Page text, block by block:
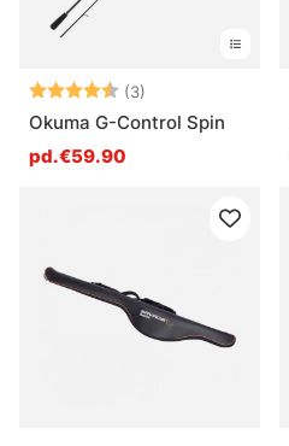
Note: (3)
Okuma G-Control Spin
pd.€59.90